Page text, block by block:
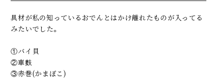
具材が私の知っているおでんとはかけ離れたものが入ってる
みたいでした。
①バイ貝
②車麩
③赤巻(かまぼこ)